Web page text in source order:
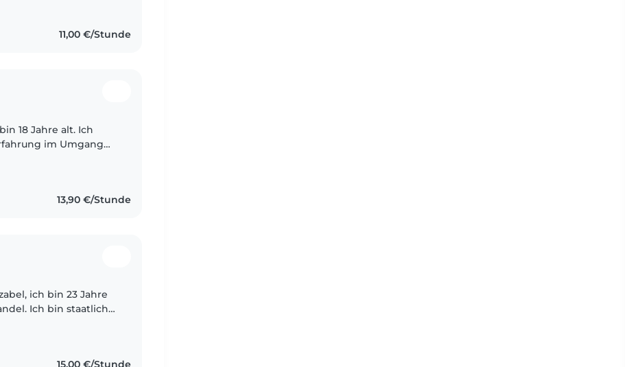
11,00 €/Stunde
18 Jahre alt. Ich
im Umgang
13,90 €/Stunde
Ich bin staatlich
15,00 €/Stunde